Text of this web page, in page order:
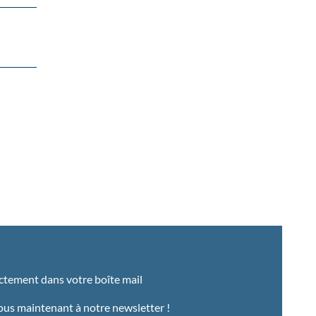
dans votre boîte mail
maintenant à notre newsletter !